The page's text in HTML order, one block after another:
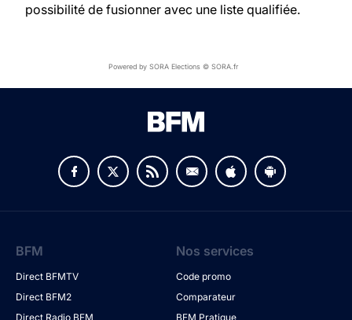
possibilité de fusionner avec une liste qualifiée.
Powered by SORA Elections © SORA.fr
BFM
Direct BFMTV
Direct BFM2
Direct Radio BFM
Nos services
Code promo
Comparateur
BFM Pratique